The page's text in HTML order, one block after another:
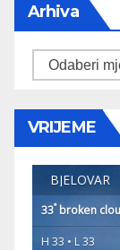
Arhiva
Arhiva
VRIJEME
BJELOVAR
33°broken
H 33 • L 33